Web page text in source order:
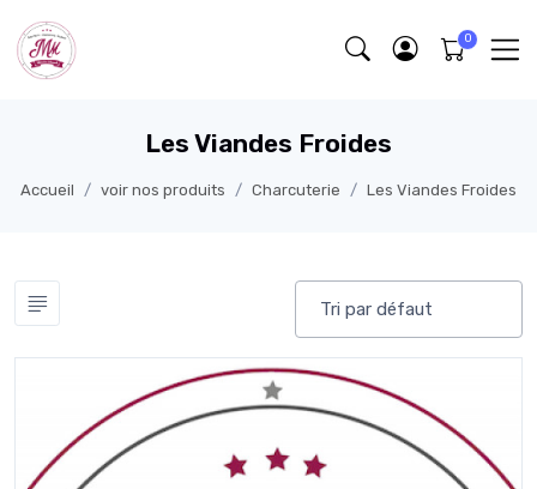
Les Viandes Froides
Accueil voir nos produits Charcuterie Les Viandes Froides